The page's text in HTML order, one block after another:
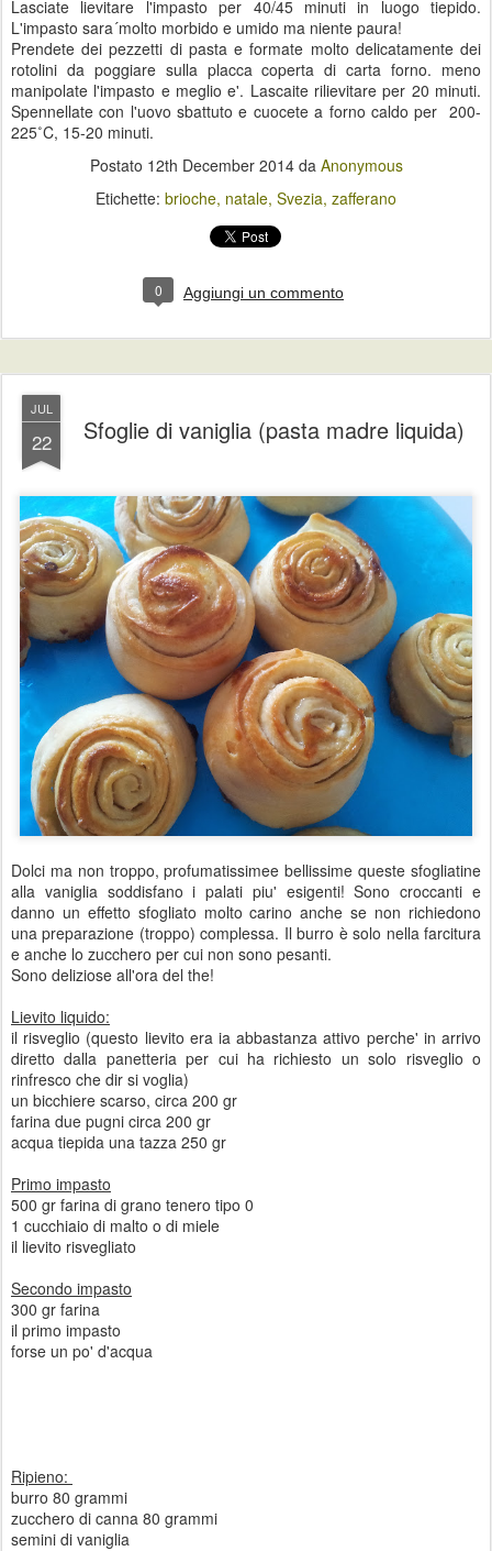
Lasciate lievitare l'impasto per 40/45 minuti in luogo tiepido.
L'impasto sara´molto morbido e umido ma niente paura!
Prendete dei pezzetti di pasta e formate molto delicatamente dei
rotolini da poggiare sulla placca coperta di carta forno. meno
manipolate l'impasto e meglio e'. Lascaite rilievitare per 20 minuti.
Spennellate con l'uovo sbattuto e cuocete a forno caldo per 200-
225˚C, 15-20 minuti.
Postato 12th December 2014da Anonymous
Etichette: brioche natale Svezia zafferano
0 Aggiungi un commento
JUL
22 Sfoglie di vaniglia (pasta madre liquida)
Dolci ma non troppo, profumatissimee bellissime queste sfogliatine
alla vaniglia soddisfano i palati piu' esigenti! Sono croccanti e
danno un effetto sfogliato molto carino anche se non richiedono
una preparazione (troppo) complessa. Il burro è solo nella farcitura
e anche lo zucchero per cui non sono pesanti.
Sono deliziose all'ora del the!
Lievito liquido:
il risveglio (questo lievito era ia abbastanza attivo perche' in arrivo
diretto dalla panetteria per cui ha richiesto un solo risveglio o
rinfresco che dir si voglia)
un bicchiere scarso, circa 200 gr
farina due pugni circa 200 gr
acqua tiepida una tazza 250 gr
Primo impasto
500 gr farina di grano tenero tipo 0
1 cucchiaio di malto o di miele
il lievito risvegliato
Secondo impasto
300 gr farina
il primo impasto
forse un po' d'acqua
Ripieno:
burro 80 grammi
zucchero di canna 80 grammi
semini di vaniglia